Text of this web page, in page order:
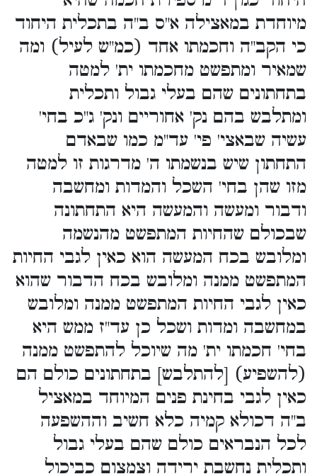
מיוחדת במאצילה א"ס ב"ה בתכלית היחוד
כי הקב"ה וחכמתו אחד (כמ"ש לעיל) ומה
שמאיר ומתפשט מחכמתו ית' למטה
בתחתונים שהם בעלי גבול ותכלית
ומתלבש בהם נק' אחוריים ונק' ג"כ בחי'
עשיה שבאצי' פי' עד"מ כמו שבאדם
התחתון שיש בנשמתו ה' מדרגות זו למטה
מזו שהן בחי' השכל והמדות ומחשבה
ודבור ומעשה והמעשה היא התחתונה
שבכולם שהחיות המתפשט מהנשמה
ומלובש בכח המעשה הוא כאין לגבי החיות
המתפשט ממנה ומלובש בכח הדבור שהוא
כאין לגבי החיות המתפשט ממנה ומלובש
במחשבה ומדות ושכל כן עד"ז ממש היא
בחי' חכמתו ית' מה שיוכל להתפשט ממנה
(להשפיע) [להתלבש] בתחתונים כולם הם
כאין לגבי בחינת פנים המיוחד במאציל
ב"ה דכולא קמיה כלא חשיב וההשפעה
לכל הנבראים כולם שהם בעלי גבול
ותכלית נחשבת ירידה וצמצום כביכול